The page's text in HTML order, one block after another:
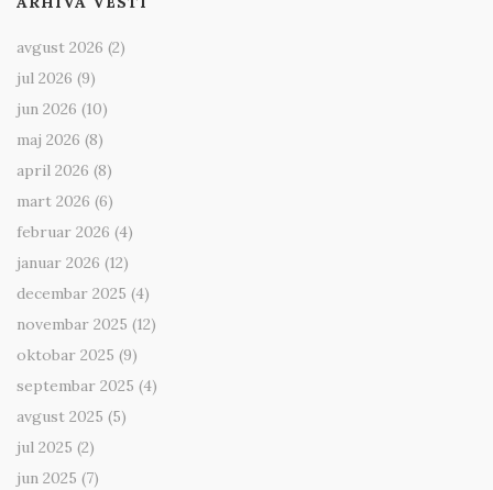
avgust 2026 (2)
jul 2026 (9)
jun 2026 (10)
maj 2026 (8)
april 2026 (8)
mart 2026 (6)
februar 2026 (4)
januar 2026 (12)
decembar 2025 (4)
novembar 2025 (12)
oktobar 2025 (9)
septembar 2025 (4)
avgust 2025 (5)
jul 2025 (2)
jun 2025 (7)